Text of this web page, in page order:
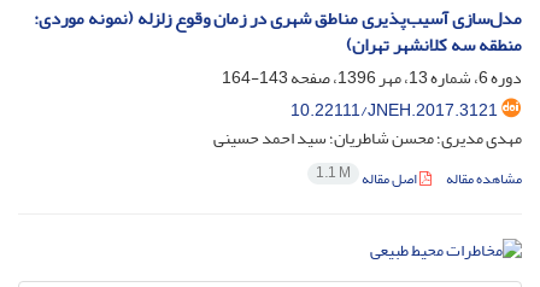
مدل‌سازی آسیب‌پذیری مناطق شهری در زمان وقوع زلزله (نمونه موردی:
منطقه سه کلانشهر تهران)
دوره 6، شماره 13، مهر 1396، صفحه
143-164
10.22111/JNEH.2017.3121
مهدی مدیری؛ محسن شاطریان؛ سید احمد حسینی
مشاهده مقاله اصل مقاله 1.1 M